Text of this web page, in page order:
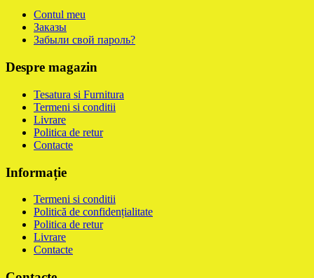
Contul meu
Заказы
Забыли свой пароль?
Despre magazin
Tesatura si Furnitura
Termeni si conditii
Livrare
Politica de retur
Contacte
Informație
Termeni si conditii
Politică de confidențialitate
Politica de retur
Livrare
Contacte